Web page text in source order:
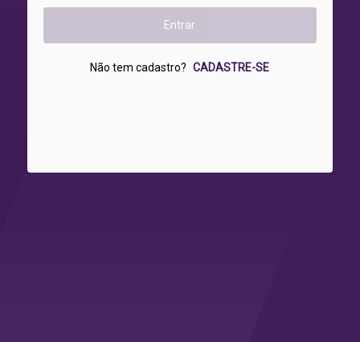
Não tem cadastro? CADASTRE-SE